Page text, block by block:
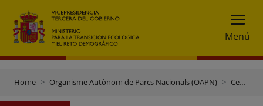
Menú
Home Organisme Autònom de Parcs Nacionals (OAPN) Centres i finques